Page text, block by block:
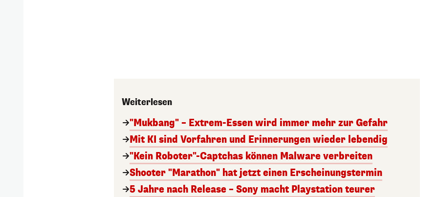
Weiterlesen
"Mukbang" – Extrem-Essen wird immer mehr zur Gefahr
Mit KI sind Vorfahren und Erinnerungen wieder lebendig
"Kein Roboter"-Captchas können Malware verbreiten
Shooter "Marathon" hat jetzt einen Erscheinungstermin
5 Jahre nach Release – Sony macht Playstation teurer